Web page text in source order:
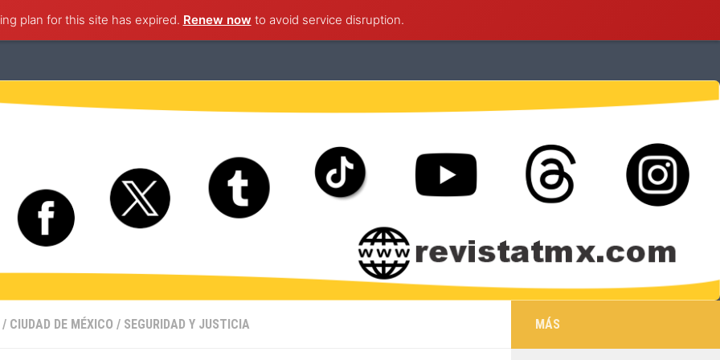
plan for this site has expired. Renew now to avoid service disruption.
Nacional Ciudad de México Estado de México
/ CIUDAD DE MÉXICO / SEGURIDAD Y JUSTICIA MÁS